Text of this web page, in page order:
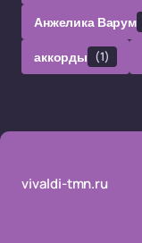
Анжелика Варум
аккорды (1)
vivaldi-tmn.ru